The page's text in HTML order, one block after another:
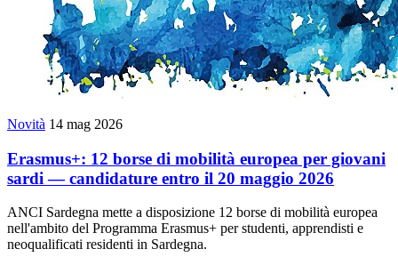
Novità 14 mag 2026
Erasmus+: 12 borse di mobilità europea per giovani
sardi — candidature entro il 20 maggio 2026
ANCI Sardegna mette a disposizione 12 borse di mobilità europea
nell'ambito del Programma Erasmus+ per studenti, apprendisti e
neoqualificati residenti in Sardegna.